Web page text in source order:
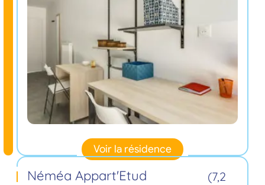
Voir la résidence
Néméa Appart'Etud
(7,2